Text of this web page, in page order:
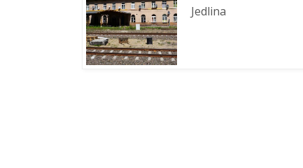
Jedlina